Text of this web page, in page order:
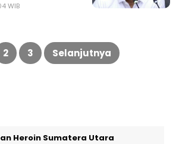
WIB
2 3 Selanjutnya
Heroin Sumatera Utara